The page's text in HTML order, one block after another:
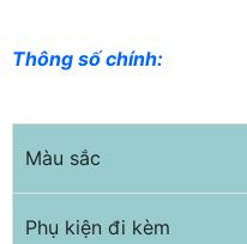
Thông số chính:
Màu sắc
Phụ kiện đi kèm